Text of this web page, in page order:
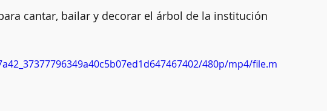
cantar, bailar y decorar el árbol de la institución
480p/mp4/file.m